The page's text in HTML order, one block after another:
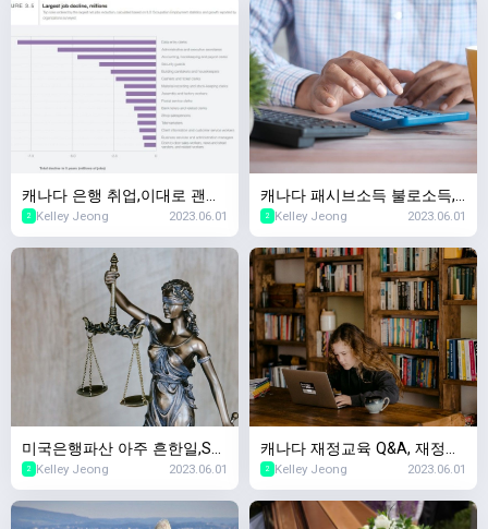
캐나다 은행 취업,이대로 괜찮
나? 5년이내 사라질 직업 Top
10,2023년 세계경제포럼
2 Kelley Jeong 2023.06.01
캐나다 패시브소득 불로소득,
캐나다 부동산투자 & 캐나다
증권투자 차이
2 Kelley Jeong 2023.06.01
미국은행파산 아주 흔한일,SV
B파산 SNBY파산 마찬가지! 캐
나다 경제수업~
2 Kelley Jeong 2023.06.01
캐나다 재정교육 Q&A, 재정교
육을 왜 무료로 하세요? 돈벌
려는 수작인가요?
2 Kelley Jeong 2023.06.01